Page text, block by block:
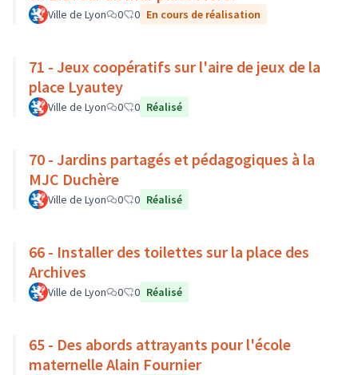
Ville de Lyon 0 0 En cours de réalisation
71 - Jeux coopératifs sur l'aire de jeux de la
place Lyautey
Ville de Lyon 0 0 Réalisé
70 - Jardins partagés et pédagogiques à la
MJC Duchère
Ville de Lyon 0 0 Réalisé
66 - Installer des toilettes sur la place des
Archives
Ville de Lyon 0 0 Réalisé
65 - Des abords attrayants pour l'école
maternelle Alain Fournier